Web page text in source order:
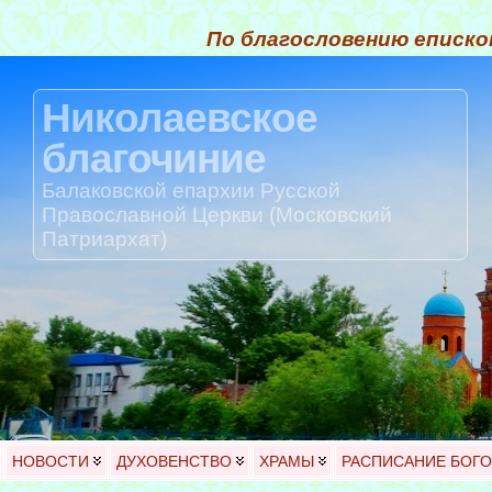
По благословению
Николаевское
благочиние
Балаковской епархии Русской
Православной Церкви (Московский
Патриархат)
НОВОСТИ ДУХОВЕНСТВО ХРАМЫ РАСПИСАНИЕ